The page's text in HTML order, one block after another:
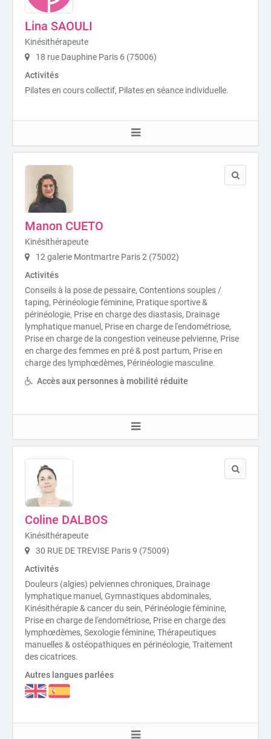
Lina SAOULI
Kinésithérapeute
18 rue Dauphine Paris 6 (75006)
Activités
Pilates en cours collectif, Pilates en séance individuelle.
Manon CUETO
Kinésithérapeute
12 galerie Montmartre Paris 2 (75002)
Activités
Conseils à la pose de pessaire, Contentions souples /
taping, Périnéologie féminine, Pratique sportive &
périnéologie, Prise en charge des diastasis, Drainage
lymphatique manuel, Prise en charge de l'endométriose,
Prise en charge de la congestion veineuse pelvienne, Prise
en charge des femmes en pré & post partum, Prise en
charge des lymphœdèmes, Périnéologie masculine.
Accès aux personnes à mobilité réduite
Coline DALBOS
Kinésithérapeute
30 RUE DE TREVISE Paris 9 (75009)
Activités
Douleurs (algies) pelviennes chroniques, Drainage
lymphatique manuel, Gymnastiques abdominales,
Kinésithérapie & cancer du sein, Périnéologie féminine,
Prise en charge de l'endométriose, Prise en charge des
lymphœdèmes, Sexologie féminine, Thérapeutiques
manuelles & ostéopathiques en périnéologie, Traitement
des cicatrices.
Autres langues parlées